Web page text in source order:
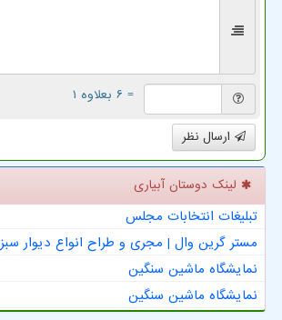
= ۶ بعلاوه ۱
ارسال نظر
لینک دوستان آبیاری
تبلیغات انتخابات مجلس
مستر گرین وال | مجری و طراح انواع دیوار سبز
نمایشگاه ماشین سنگین
نمایشگاه ماشین سنگین